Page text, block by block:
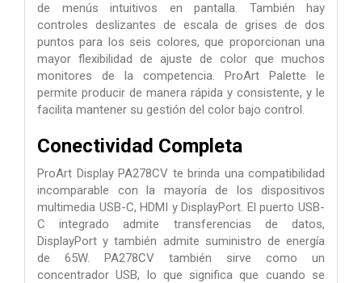
de menús intuitivos en pantalla. También hay
controles deslizantes de escala de grises de dos
puntos para los seis colores, que proporcionan una
mayor flexibilidad de ajuste de color que muchos
monitores de la competencia. ProArt Palette le
permite producir de manera rápida y consistente, y le
facilita mantener su gestión del color bajo control.
Conectividad Completa
ProArt Display PA278CV te brinda una compatibilidad
incomparable con la mayoría de los dispositivos
multimedia USB-C, HDMI y DisplayPort. El puerto USB-
C integrado admite transferencias de datos,
DisplayPort y también admite suministro de energía
de 65W. PA278CV también sirve como un
concentrador USB, lo que significa que cuando se